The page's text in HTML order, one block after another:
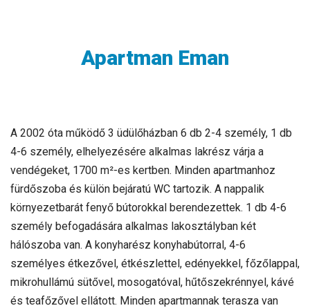
Apartman Eman
A 2002 óta működő 3 üdülőházban 6 db 2-4 személy, 1 db
4-6 személy, elhelyezésére alkalmas lakrész várja a
vendégeket, 1700 m²-es kertben. Minden apartmanhoz
fürdőszoba és külön bejáratú WC tartozik. A nappalik
környezetbarát fenyő bútorokkal berendezettek. 1 db 4-6
személy befogadására alkalmas lakosztályban két
hálószoba van. A konyharész konyhabútorral, 4-6
személyes étkezővel, étkészlettel, edényekkel, főzőlappal,
mikrohullámú sütővel, mosogatóval, hűtőszekrénnyel, kávé
és teafőzővel ellátott. Minden apartmannak terasza van